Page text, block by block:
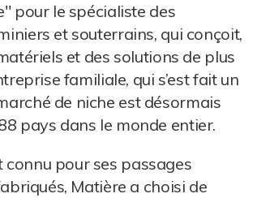
pour le spécialiste des
et souterrains, qui conçoit,
et des solutions de plus
familiale, qui s’est fait un
de niche est désormais
pays dans le monde entier.
connu pour ses passages
Matière a choisi de